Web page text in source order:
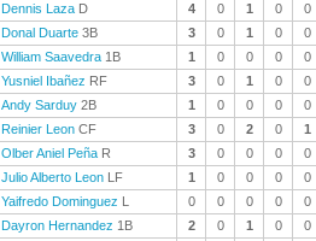
Dennis Laza D 4 0 1 0 0
Donal Duarte 3B 3 0 1 0 0
William Saavedra 1B 1 0 0 0 0
Yusniel Ibañez RF 3 0 1 0 0
Andy Sarduy 2B 1 0 0 0 0
Reinier Leon CF 3 0 2 0 1
Olber Aniel Peña R 3 0 0 0 0
Julio Alberto Leon LF 1 0 0 0 0
Yaifredo Dominguez L 0 0 0 0 0
Dayron Hernandez 1B 2 0 1 0 0